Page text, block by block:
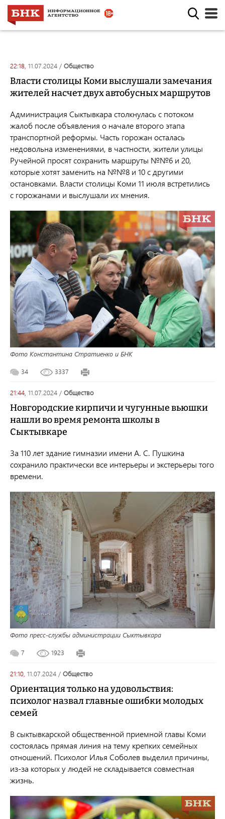
22:18, 11.07.2024 / общество
Власти столицы Коми выслушали замечания
жителей насчет двух автобусных маршрутов
Администрация Сыктывкара столкнулась с потоком
жалоб после объявления о начале второго этапа
транспортной реформы. Часть горожан осталась
недовольна изменениями, в частности, жители улицы
Ручейной просят сохранить маршруты №№6 и 20,
которые хотят заменить на №№8 и 10 с другими
остановками. Власти столицы Коми 11 июля встретились
с горожанами и выслушали их мнения.
Фото Константина Стратиенко и БНК
34 3337
21:44, 11.07.2024 / общество
Новгородские кирпичи и чугунные вьюшки
нашли во время ремонта школы в
Сыктывкаре
За 110 лет здание гимназии имени А. С. Пушкина
сохранило практически все интерьеры и экстерьеры того
времени.
Фото пресс-службы администрации Сыктывкара
7 1923
21:10, 11.07.2024 / общество
Ориентация только на удовольствия:
психолог назвал главные ошибки молодых
семей
В сыктывкарской общественной приемной главы Коми
состоялась прямая линия на тему крепких семейных
отношений. Психолог Илья Соболев выделил причины,
из-за которых у людей не складывается совместная
жизнь.